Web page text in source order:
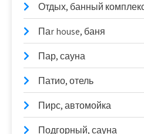
Отдых, банный
Паr house, баня
Пар, сауна
Патио, отель
Пирс, автомойка
Подгорный, сауна